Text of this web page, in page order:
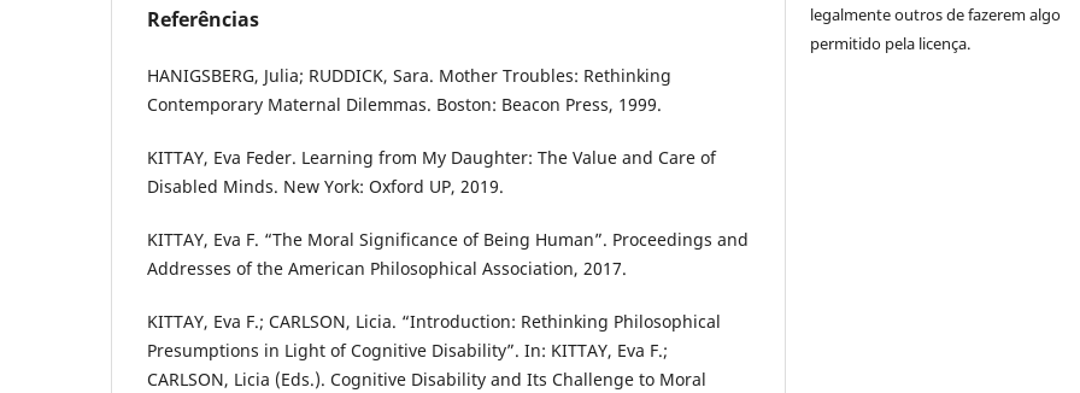
Referências
HANIGSBERG, Julia; RUDDICK, Sara. Mother Troubles: Rethinking
Contemporary Maternal Dilemmas. Boston: Beacon Press, 1999.
KITTAY, Eva Feder. Learning from My Daughter: The Value and Care of
Disabled Minds. New York: Oxford UP, 2019.
KITTAY, Eva F. “The Moral Significance of Being Human”. Proceedings and
Addresses of the American Philosophical Association, 2017.
KITTAY, Eva F.; CARLSON, Licia. “Introduction: Rethinking Philosophical
Presumptions in Light of Cognitive Disability”. In: KITTAY, Eva F.;
CARLSON, Licia (Eds.). Cognitive Disability and Its Challenge to Moral
legalmente outros de fazerem algo
permitido pela licença.